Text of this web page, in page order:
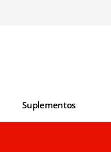
Suplementos